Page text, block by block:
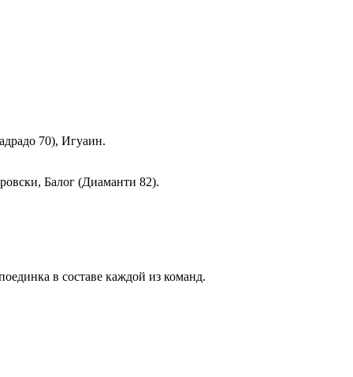
70), Игуаин.
Балог (Диаманти 82).
в составе каждой из команд.